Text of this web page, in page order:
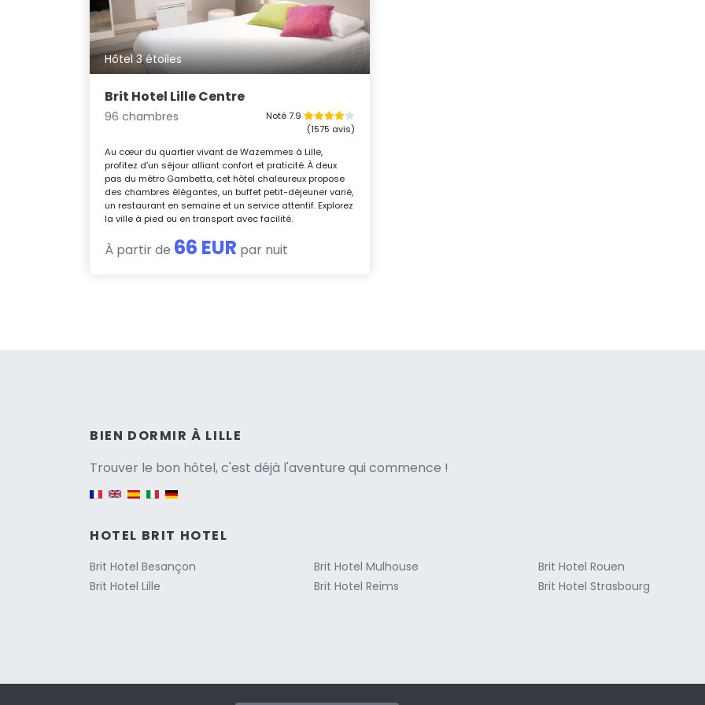
Hôtel 3 étoiles
Brit Hotel Lille Centre
96 chambres
Noté 7.9
(1575 avis)
Au cœur du quartier vivant de Wazemmes à Lille,
profitez d’un séjour alliant confort et praticité. À deux
pas du métro Gambetta, cet hôtel chaleureux propose
des chambres élégantes, un buffet petit-déjeuner varié,
un restaurant en semaine et un service attentif. Explorez
la ville à pied ou en transport avec facilité.
À partir de 66 EUR par nuit
BIEN DORMIR À LILLE
Trouver le bon hôtel, c'est déjà l'aventure qui commence !
Versione
HOTEL BRIT HOTEL
Brit Hotel Besançon
Brit Hotel Lille
Brit Hotel Mulhouse
Brit Hotel Reims
Brit Hotel Rouen
Brit Hotel Strasbourg